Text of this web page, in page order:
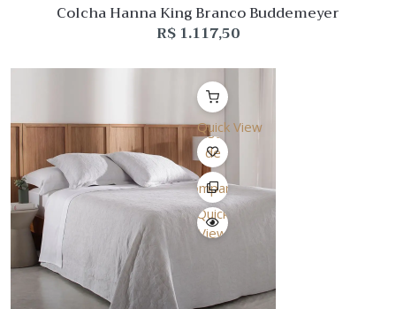
Colcha Hanna King Branco Buddemeyer
R$ 1.117,50
Quick View
Lista
de
Desejo
Comparar
Quick
View